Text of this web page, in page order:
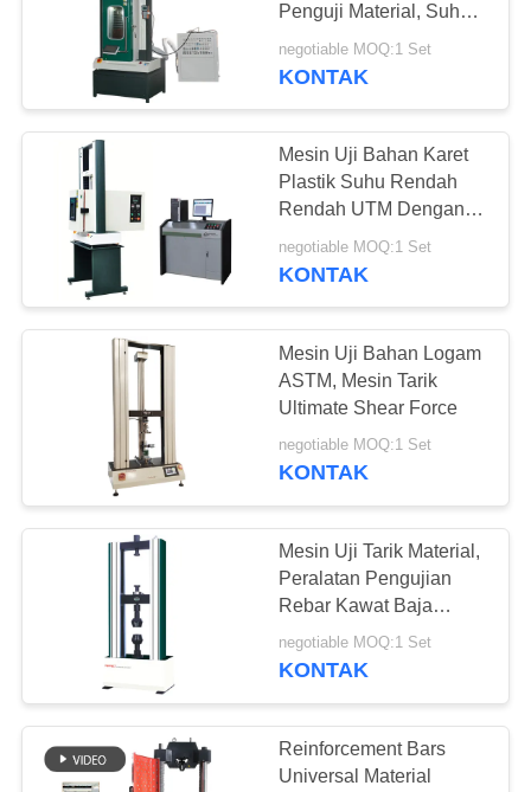
SITEMAP
PRIVACY
POLICY
mesin uji materi
21
mesin uji kompresi
Mesin Uji Adhesi
69
Penguji Material, Suhu
Terkendali 150 ℃
negotiable MOQ:1 Set
KONTAK
Mesin Uji Bahan Karet
Plastik Suhu Rendah
Rendah UTM Dengan
Oven
negotiable MOQ:1 Set
KONTAK
Mesin Uji Bahan Logam
ASTM, Mesin Tarik
Ultimate Shear Force
negotiable MOQ:1 Set
KONTAK
Mesin Uji Tarik Material,
Peralatan Pengujian
Rebar Kawat Baja
Logam
negotiable MOQ:1 Set
KONTAK
Reinforcement Bars
Universal Material